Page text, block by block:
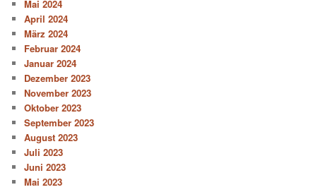
Mai 2024
April 2024
März 2024
Februar 2024
Januar 2024
Dezember 2023
November 2023
Oktober 2023
September 2023
August 2023
Juli 2023
Juni 2023
Mai 2023